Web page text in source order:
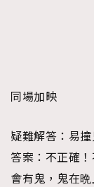
同場加映
疑難解答：易
答案：不正確
會有鬼，鬼在